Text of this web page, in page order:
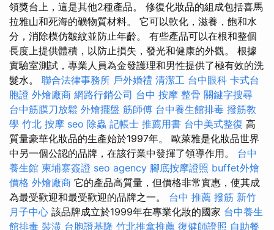
領獎台上，這是其他2種產品。 修復化妝品的組成包括喜馬
拉雅山和死海的礦物質材料。 它可以軟化，滋養，飽和水
分，消除模仿皺紋並防止年齡。 有些產品可以在根和整個
長度上提供體積，以防止損失，發光和健康的外觀。 根據
實驗室測試，專業人員為金發護理和男性提供了極有效的洗
髮水。 聯合法律事務所 戶外婚禮 清潔工 台中眼科 卡式台
胞證 外燴廠商 網路行銷公司 台中 按摩 整骨 關鍵字搜尋
台中筋膜刀放鬆 外燴擺盤 筋師傅 台中養生館排毒 撥筋教
學 竹北 按摩 seo 除蟲 記帳士 推薦用書 台中美式整復 高
質量豪華化妝品的生產始於1997年。 歐萊雅是化妝品世界
中另一個公認的品牌，在該行業中發揮了領導作用。 台中
養生館 柬埔寨簽證 seo agency 腳底按摩證照 buffet外燴
價格 外燴廠商 它的產品高質量，但價格非常實惠，使其成
為最受歡迎和最受歡迎的品牌之一。 台中 推薦 撥筋 新竹
月子中心 該品牌成立於1999年在專業化妝的國家 台中養生
館排毒 裝潢 台胞證基隆 竹北推拿推薦 復健師證照 自助餐